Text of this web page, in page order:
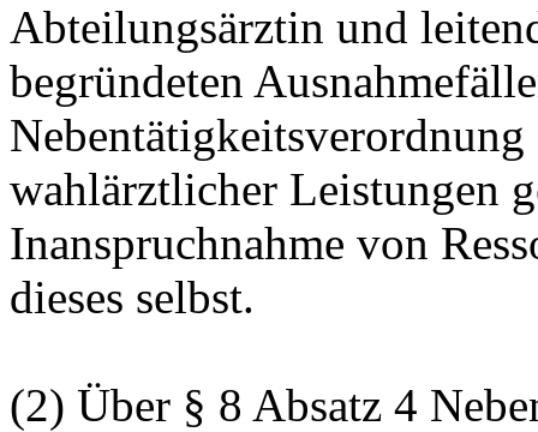
Abteilungsärztin und
begründeten
wahlärztlicher Leistungen
Inanspruchnahme von
dieses selbst.
(2) Über § 8 Absatz 4